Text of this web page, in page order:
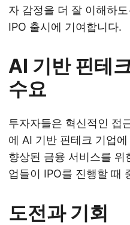
자 감정을 더 잘 이해하
IPO 출시에 기여합니다.
AI 기반 핀테
수요
투자자들은 혁신적인 접
에 AI 기반 핀테크 기업
향상된 금융 서비스를 위
업들이 IPO를 진행할 때
도전과 기회